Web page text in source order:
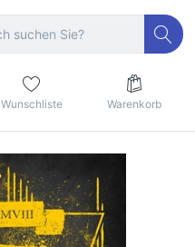
Wunschliste Warenkorb